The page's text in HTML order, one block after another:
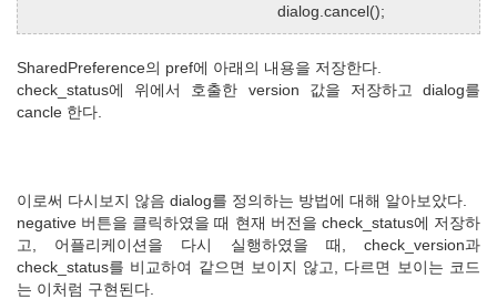
dialog.cancel();
SharedPreference의 pref에 아래의 내용을 저장한다.
check_status에 위에서 호출한 version 값을 저장하고 dialog를
cancle 한다.
이로써 다시보지 않음 dialog를 정의하는 방법에 대해 알아보았다.
negative 버튼을 클릭하였을 때 현재 버전을 check_status에 저장하
고, 어플리케이션을 다시 실행하였을 때, check_version과
check_status를 비교하여 같으면 보이지 않고, 다르면 보이는 코드
는 이처럼 구현된다.